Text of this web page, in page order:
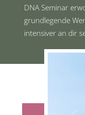
DNA Seminar
grundlegende
intensiver an dir